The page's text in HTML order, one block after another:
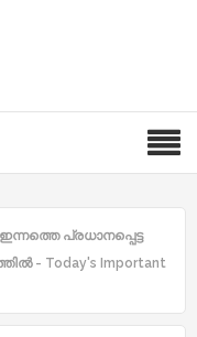
പ്രധാനപ്പെട്ട
- Today's Important